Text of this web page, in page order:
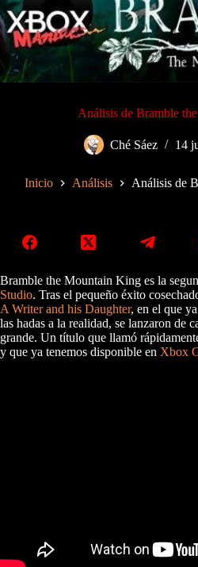
Análisis de Bramble
Ché Sáez 14
Inicio Análisis Análisis de
Bramble the Mountain King es la
Studio. Tras el pequeño éxito
A Writer and his Daughter, en el que
las hadas a la realidad, se lanzaron de
grande. Un título que llamó
y que ya tenemos disponible en Xbox